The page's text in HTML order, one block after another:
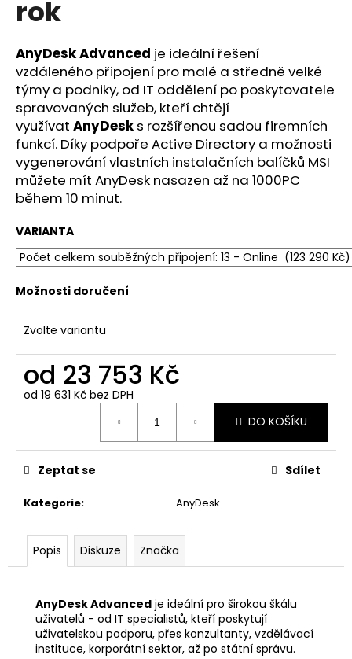
rok
AnyDesk Advanced je ideální řešení
vzdáleného připojení pro malé a středně velké
týmy a podniky, od IT oddělení po poskytovatele
spravovaných služeb, kteří chtějí
využívat AnyDesk s rozšířenou sadou firemních
funkcí. Díky podpoře Active Directory a možnosti
vygenerování vlastních instalačních balíčků MSI
můžete mít AnyDesk nasazen až na 1000PC
během 10 minut.
VARIANTA
Možnosti doručení
Zvolte variantu
od 23 753 Kč
od 19 631 Kč bez DPH
DO KOŠÍKU
Kategorie: AnyDesk
Zeptat se Sdílet
Popis Diskuze Značka
AnyDesk Advanced je ideální pro širokou škálu
uživatelů - od IT specialistů, kteří poskytují
uživatelskou podporu, přes konzultanty, vzdělávací
instituce, korporátní sektor, až po státní správu.
a
í
t
?
HLEDAT
D
o
p
o
u
č
u
REMOTE
ACCESS
ROK
/
UŽIVATEL